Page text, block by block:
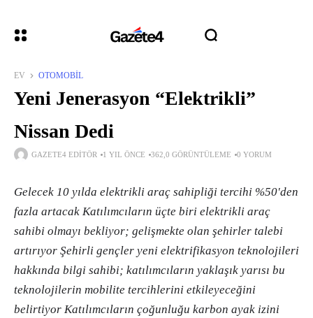
EV OTOMOBIL
Yeni Jenerasyon “Elektrikli”
Nissan Dedi
GAZETE4 EDITÖR 1 YIL ÖNCE 362,0 GÖRÜNTÜLEME 0 YORUM
Gelecek 10 yılda elektrikli araç sahipliği tercihi %50'den
fazla artacak Katılımcıların üçte biri elektrikli araç
sahibi olmayı bekliyor; gelişmekte olan şehirler talebi
artırıyor Şehirli gençler yeni elektrifikasyon teknolojileri
hakkında bilgi sahibi; katılımcıların yaklaşık yarısı bu
teknolojilerin mobilite tercihlerini etkileyeceğini
belirtiyor Katılımcıların çoğunluğu karbon ayak izini